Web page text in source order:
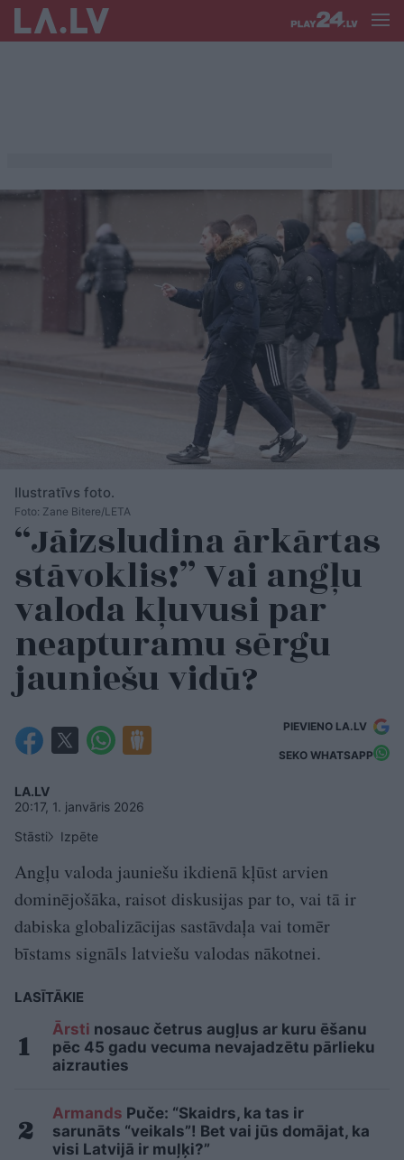
Ilustratīvs foto.
Foto: Zane Bitere/LETA
“Jāizsludina ārkārtas
stāvoklis!” Vai angļu
valoda kļuvusi par
neapturamu sērgu
jauniešu vidū?
PIEVIENO LA.LV
SEKO WHATSAPP
LA.LV
20:17, 1. janvāris 2026
Stāsti
Izpēte
Angļu valoda jauniešu ikdienā kļūst arvien
dominējošāka, raisot diskusijas par to, vai tā ir
dabiska globalizācijas sastāvdaļa vai tomēr
bīstams signāls latviešu valodas nākotnei.
LASĪTĀKIE
Ārsti nosauc četrus augļus ar kuru ēšanu
pēc 45 gadu vecuma nevajadzētu pārlieku
aizrauties
Armands Puče: “Skaidrs, ka tas ir
sarunāts “veikals”! Bet vai jūs domājat, ka
visi Latvijā ir muļķi?”